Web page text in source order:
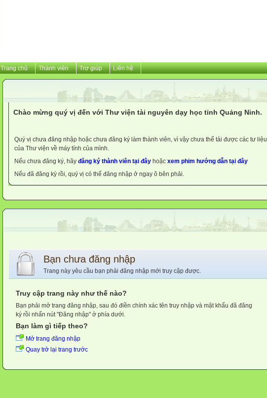
Trang chủ Thành viên Trợ giúp Liên hệ
Chào mừng quý vị đến với Thư viện tài nguyên dạy học tỉnh Quảng Ninh.
Quý vị chưa đăng nhập hoặc chưa đăng ký làm thành viên, vì vậy chưa thể tải được các tư liệu
của Thư viện về máy tính của mình.
Nếu chưa đăng ký, hãy đăng ký thành viên tại đây hoặc xem phim hướng dẫn tại đây
Nếu đã đăng ký rồi, quý vị có thể đăng nhập ở ngay ô bên phải.
Bạn chưa đăng nhập
Trang này yêu cầu bạn phải đăng nhập mới truy cập được.
Truy cập trang này như thế nào?
Bạn phải mở trang đăng nhập, sau đó điền chính xác tên truy nhập và mật khẩu đã đăng
ký rồi nhấn nút "Đăng nhập" ở phía dưới.
Bạn làm gì tiếp theo?
Mở trang đăng nhập
Quay trở lại trang trước